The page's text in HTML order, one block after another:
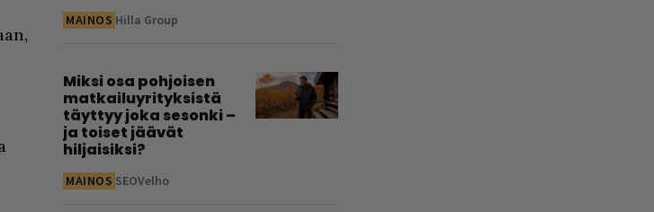
MAINOS Hilla Group
Miksi osa pohjoisen
matkailuyrityksistä
täyttyy joka sesonki –
ja toiset jäävät
hiljaisiksi?
MAINOS SEOVelho